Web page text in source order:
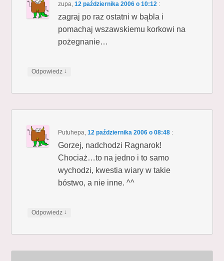
zupa,12 października 2006 o 10:12 :
zagraj po raz ostatni w bąbla i
pomachaj wszawskiemu korkowi na
pożegnanie…
Odpowiedz ↓
Putuhepa,12 października 2006 o 08:48 :
Gorzej, nadchodzi Ragnarok!
Chociaż…to na jedno i to samo
wychodzi, kwestia wiary w takie
bóstwo, a nie inne. ^^
Odpowiedz ↓